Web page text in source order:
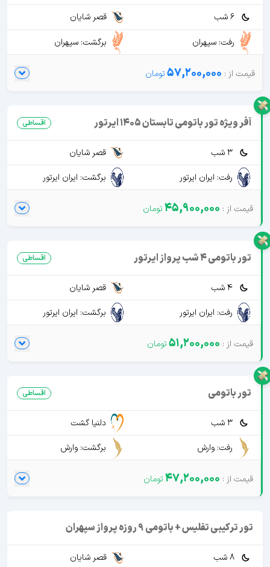
6 شب
قصر شایان
رفت: سپهران
برگشت: سپهران
57,200,000
آفر ویژه تور باتومی تابستان 1405 ایرتور اقساطی
3 شب
قصر شایان
رفت: ایران ایرتور
برگشت: ایران ایرتور
45,900,000
تور باتومی 4 شب پرواز ایرتور اقساطی
4 شب
قصر شایان
رفت: ایران ایرتور
برگشت: ایران ایرتور
51,200,000
تور باتومی اقساطی
3 شب
دلنیا گشت
رفت: وارش
برگشت: وارش
47,200,000
تور ترکیبی تفلیس + باتومی 9 روزه پرواز سپهران
8 شب
قصر شایان